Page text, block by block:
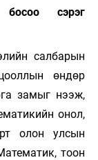
сэрэг
салбарын
өндөр
замыг нээж,
онол,
олон улсын
тоон